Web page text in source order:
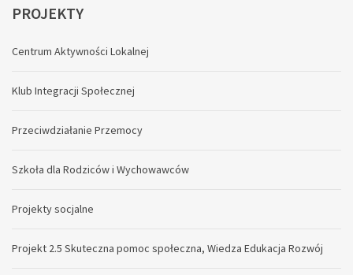
PROJEKTY
Centrum Aktywności Lokalnej
Klub Integracji Społecznej
Przeciwdziałanie Przemocy
Szkoła dla Rodziców i Wychowawców
Projekty socjalne
Projekt 2.5 Skuteczna pomoc społeczna, Wiedza Edukacja Rozwój